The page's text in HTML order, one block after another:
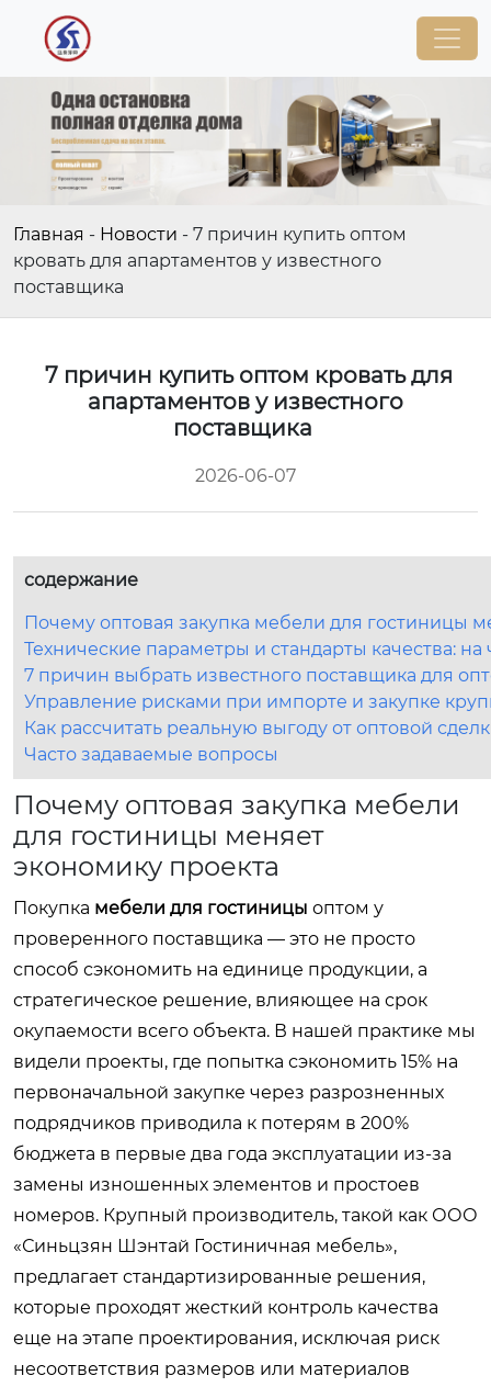
Главная - Новости - 7 причин купить оптом
кровать для апартаментов у известного
поставщика
7 причин купить оптом кровать для
апартаментов у известного
поставщика
2026-06-07
содержание
Почему оптовая закупка мебели для гостиницы
Технические параметры и стандарты качества:
7 причин выбрать известного поставщика для
Управление рисками при импорте и закупке
Как рассчитать реальную выгоду от оптовой
Часто задаваемые вопросы
Почему оптовая закупка мебели
для гостиницы меняет
экономику проекта
Покупка мебели для гостиницы оптом у
проверенного поставщика — это не просто
способ сэкономить на единице продукции, а
стратегическое решение, влияющее на срок
окупаемости всего объекта. В нашей практике мы
видели проекты, где попытка сэкономить 15% на
первоначальной закупке через разрозненных
подрядчиков приводила к потерям в 200%
бюджета в первые два года эксплуатации из-за
замены изношенных элементов и простоев
номеров. Крупный производитель, такой как ООО
«Синьцзян Шэнтай Гостиничная мебель»,
предлагает стандартизированные решения,
которые проходят жесткий контроль качества
еще на этапе проектирования, исключая риск
несоответствия размеров или материалов